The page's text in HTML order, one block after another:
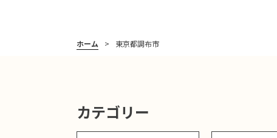
ホーム 東京都調布市
カテゴリー